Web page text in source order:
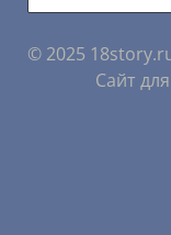
© 2025
Сайт